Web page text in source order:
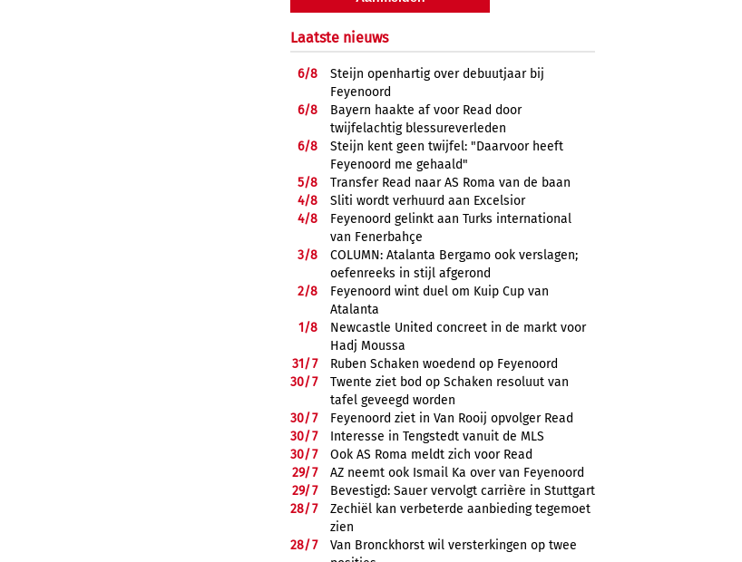
Laatste nieuws
6/8
Steijn openhartig over debuutjaar bij
Feyenoord
6/8
Bayern haakte af voor Read door
twijfelachtig blessureverleden
6/8
Steijn kent geen twijfel: "Daarvoor heeft
Feyenoord me gehaald"
5/8
Transfer Read naar AS Roma van de baan
4/8
Sliti wordt verhuurd aan Excelsior
4/8
Feyenoord gelinkt aan Turks international
van Fenerbahçe
3/8
COLUMN: Atalanta Bergamo ook verslagen;
oefenreeks in stijl afgerond
2/8
Feyenoord wint duel om Kuip Cup van
Atalanta
1/8
Newcastle United concreet in de markt voor
Hadj Moussa
31/7
Ruben Schaken woedend op Feyenoord
30/7
Twente ziet bod op Schaken resoluut van
tafel geveegd worden
30/7
Feyenoord ziet in Van Rooij opvolger Read
30/7
Interesse in Tengstedt vanuit de MLS
30/7
Ook AS Roma meldt zich voor Read
29/7
AZ neemt ook Ismail Ka over van Feyenoord
29/7
Bevestigd: Sauer vervolgt carrière in Stuttgart
28/7
Zechiël kan verbeterde aanbieding tegemoet
zien
28/7
Van Bronckhorst wil versterkingen op twee